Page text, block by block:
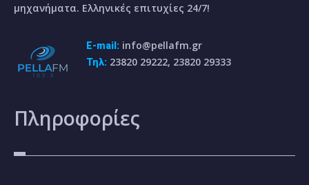
μηχανήματα. Ελληνικές επιτυχίες 24/7!
E-mail: info@pellafm.gr
Τηλ: 23820 29222, 23820 29333
Πληροφορίες